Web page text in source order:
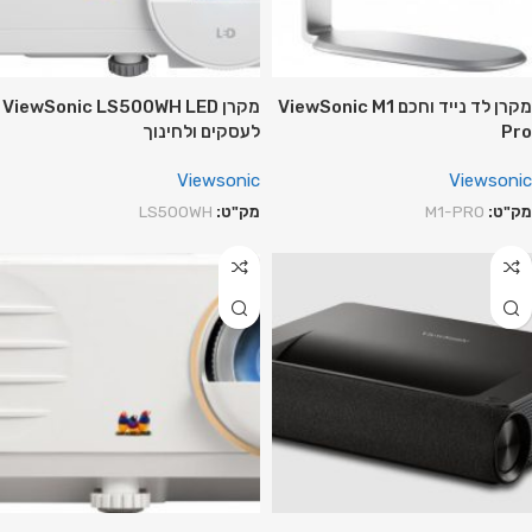
מקרן לד נייד וחכם ViewSonic M1
Pro
Viewsonic
מק"ט: M1-PRO
מקרן ViewSonic LS500WH LED
לעסקים ולחינוך
Viewsonic
מק"ט: LS500WH